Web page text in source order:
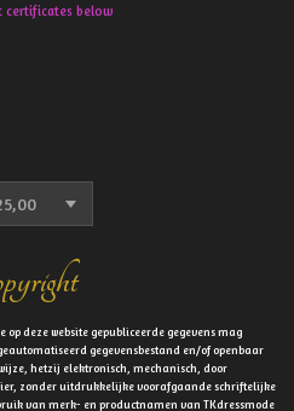
certificates below
deze website gepubliceerde gegevens mag
gegevensbestand en/of openbaar
hetzij elektronisch, mechanisch, door
zonder uitdrukkelijke voorafgaande schriftelijke
van merk- en productnamen van TKdressmode